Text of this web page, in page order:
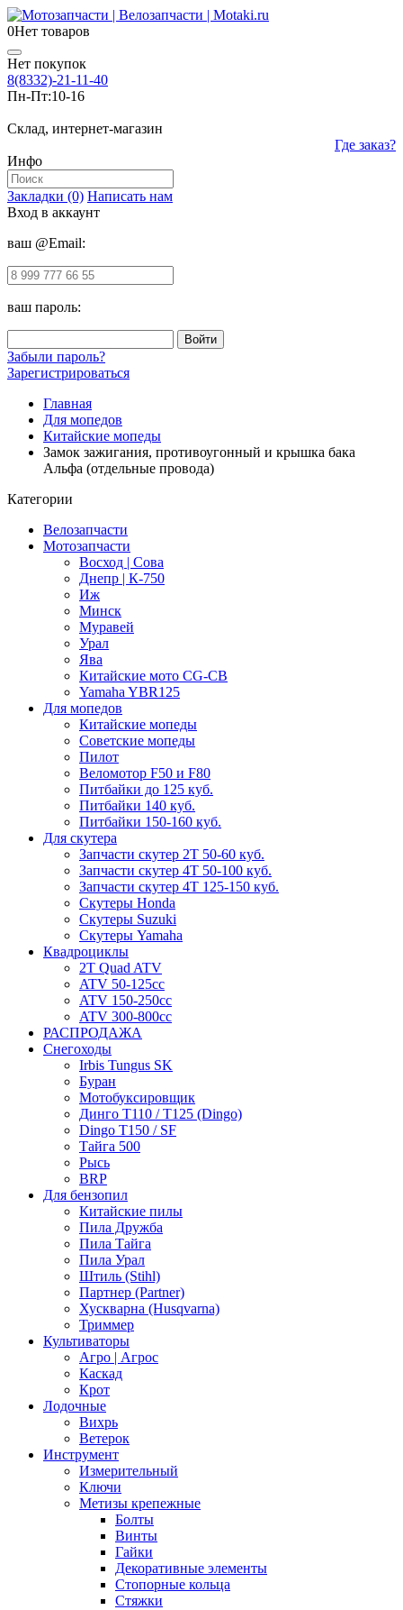
0Нет товаров
Нет покупок
8(8332)-21-11-40
Пн-Пт:10-16
Склад, интернет-магазин
Где заказ?
Инфо
Закладки (0) Написать нам
Вход в аккаунт
ваш @Email:
ваш пароль:
Забыли пароль?
Зарегистрироваться
Главная
Для мопедов
Китайские мопеды
Замок зажигания, противоугонный и крышка бака
Альфа (отдельные провода)
Категории
Велозапчасти
Мотозапчасти
Восход | Сова
Днепр | К-750
Иж
Минск
Муравей
Урал
Ява
Китайские мото CG-CB
Yamaha YBR125
Для мопедов
Китайские мопеды
Советские мопеды
Пилот
Веломотор F50 и F80
Питбайки до 125 куб.
Питбайки 140 куб.
Питбайки 150-160 куб.
Для скутера
Запчасти скутер 2Т 50-60 куб.
Запчасти скутер 4Т 50-100 куб.
Запчасти скутер 4Т 125-150 куб.
Скутеры Honda
Скутеры Suzuki
Скутеры Yamaha
Квадроциклы
2T Quad ATV
ATV 50-125cc
ATV 150-250cc
ATV 300-800cc
РАСПРОДАЖА
Снегоходы
Irbis Tungus SK
Буран
Мотобуксировщик
Динго T110 / T125 (Dingo)
Dingo T150 / SF
Тайга 500
Рысь
BRP
Для бензопил
Китайские пилы
Пила Дружба
Пила Тайга
Пила Урал
Штиль (Stihl)
Партнер (Partner)
Хускварна (Husqvarna)
Триммер
Культиваторы
Агро | Агрос
Каскад
Крот
Лодочные
Вихрь
Ветерок
Инструмент
Измерительный
Ключи
Метизы крепежные
Болты
Винты
Гайки
Декоративные элементы
Стопорные кольца
Стяжки